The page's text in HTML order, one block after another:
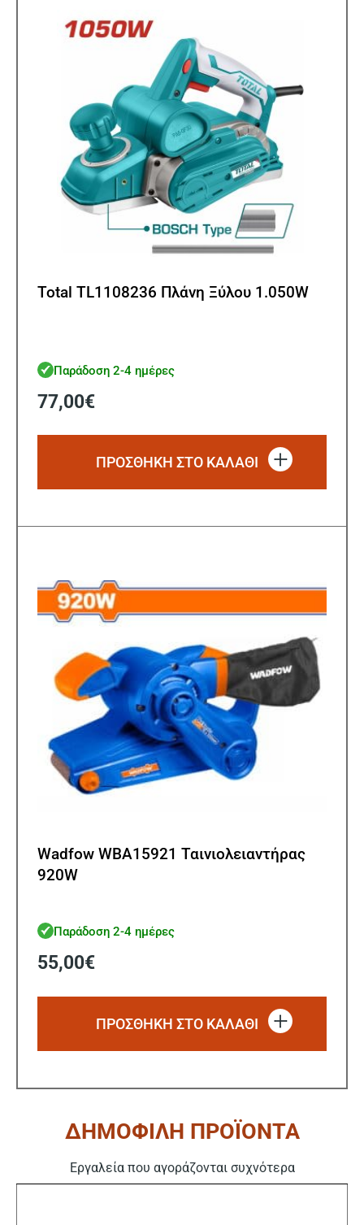
Total TL1108236 Πλάνη Ξύλου 1.050W
Παράδοση 2-4 ημέρες
77,00€
ΠΡΟΣΘΗΚΗ ΣΤΟ ΚΑΛΑΘΙ
Wadfow WBA15921 Ταινιολειαντήρας
920W
Παράδοση 2-4 ημέρες
55,00€
ΠΡΟΣΘΗΚΗ ΣΤΟ ΚΑΛΑΘΙ
ΔΗΜΟΦΙΛΗ ΠΡΟΪΟΝΤΑ
Εργαλεία που αγοράζονται συχνότερα